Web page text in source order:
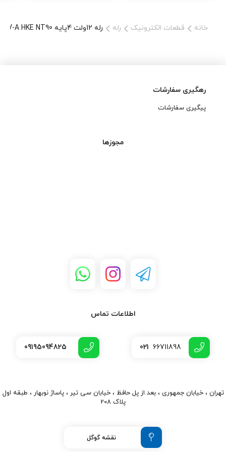
خانه قطعات الکترونیک رله رله 12ولت 4پایه CMP8-S-DC12V-A HKE NT90
رهگیری سفارشات
پیگیری سفارشات
مجوزها
اطلاعات تماس
021 66711898
09195094825
تهران ، خیابان جمهوری ، بعد از پل حافظ ، خیابان سی تیر ، پاساژ نوبهار ، طبقه اول
پلاک 208
نقشه گوگل